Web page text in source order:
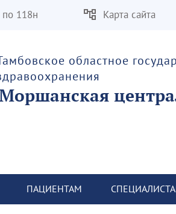
118н Карта сайта
областное
ПАЦИЕНТАМ